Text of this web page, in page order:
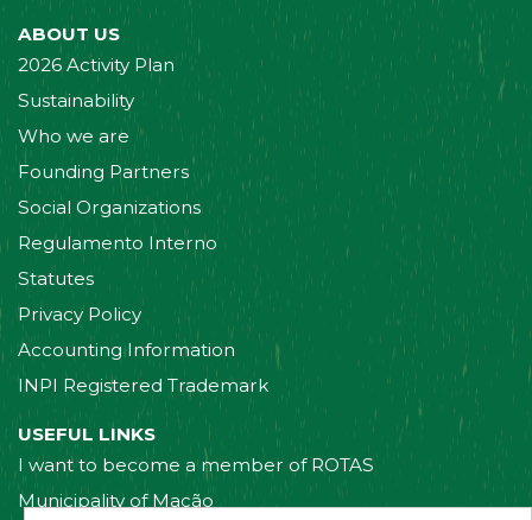
ABOUT US
2026 Activity Plan
Sustainability
Who we are
Founding Partners
Social Organizations
Regulamento Interno
Statutes
Privacy Policy
Accounting Information
INPI Registered Trademark
USEFUL LINKS
I want to become a member of ROTAS
Municipality of Mação